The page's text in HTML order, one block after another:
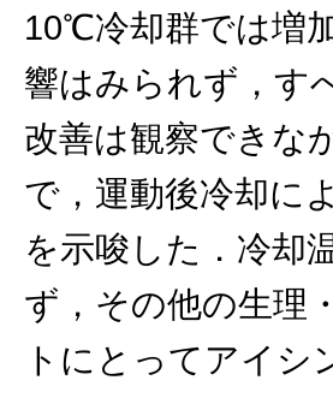
10℃冷却群では増
響はみられず，す
改善は観察できな
で，運動後冷却に
を示唆した．冷却
ず，その他の生理
トにとってアイシ